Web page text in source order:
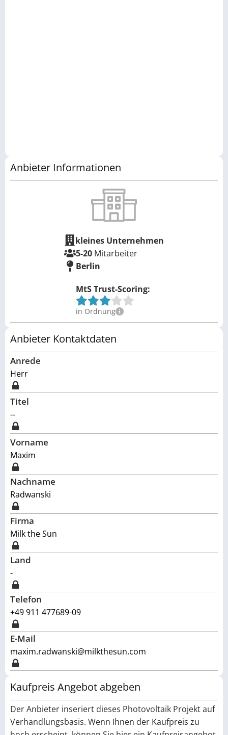
Kaufpreis Angebot abgeben
Der Anbieter inseriert dieses Photovoltaik Projekt auf
Verhandlungsbasis. Wenn Ihnen der Kaufpreis zu
Anbieter Informationen
kleines Unternehmen
5-20 Mitarbeiter
Berlin
MtS Trust-Scoring:
in Ordnung
Anbieter Kontaktdaten
Anrede
Herr
Titel
--
Vorname
Maxim
Nachname
Radwanski
Firma
Milk the Sun
Land
-
Telefon
+49 911 477689-09
E-Mail
maxim.radwanski@milkthesun.com